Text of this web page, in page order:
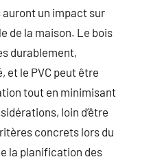
un impact sur
de la maison. Le bois
durablement,
et le PVC peut être
tout en minimisant
loin d’être
concrets lors du
la planification des